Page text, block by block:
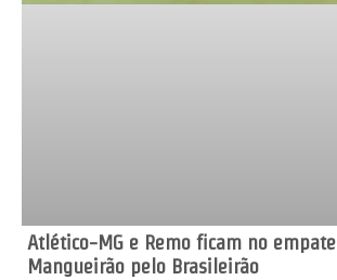
Atlético-MG e Remo ficam no
Mangueirão pelo Brasileirão